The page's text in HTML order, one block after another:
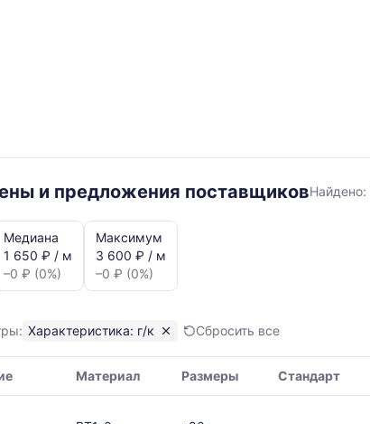
и предложения поставщиковг/
Найдено:
Медиана
1 650 ₽ / м
–0 ₽ (0%)
Максимум
3 600 ₽ / м
–0 ₽ (0%)
Характеристика: г/к Сбросить все
Материал Размеры Стандарт